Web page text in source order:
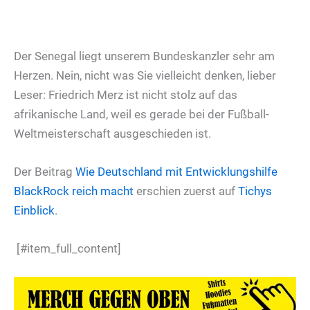
Der Senegal liegt unserem Bundeskanzler sehr am
Herzen. Nein, nicht was Sie vielleicht denken, lieber
Leser: Friedrich Merz ist nicht stolz auf das
afrikanische Land, weil es gerade bei der Fußball-
Weltmeisterschaft ausgeschieden ist.
Der Beitrag Wie Deutschland mit Entwicklungshilfe
BlackRock reich macht erschien zuerst auf Tichys
Einblick.
[#item_full_content]